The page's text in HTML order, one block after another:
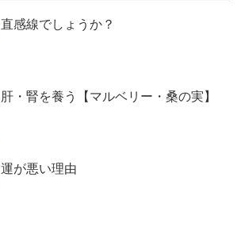
直感線でしょうか？
肝・腎を養う【マルベリー・桑の実】
運が悪い理由